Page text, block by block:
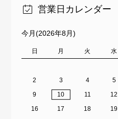
営業日カレンダー
今月(2026年8月)
日 月 火 水
2
3 4 5
9
10 11 12
16
17 18 19